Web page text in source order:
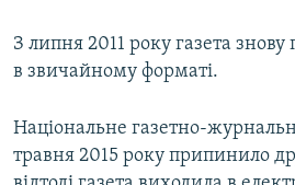
З липня 2011 року газета знову
в звичайному форматі.
Національне газетно-
травня 2015 року припинило